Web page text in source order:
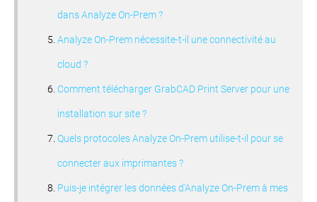
dans Analyze On-Prem ?
Analyze On-Prem nécessite-t-il une connectivité au
cloud ?
Comment télécharger GrabCAD Print Server pour une
installation sur site ?
Quels protocoles Analyze On-Prem utilise-t-il pour se
connecter aux imprimantes ?
Puis-je intégrer les données d'Analyze On-Prem à mes